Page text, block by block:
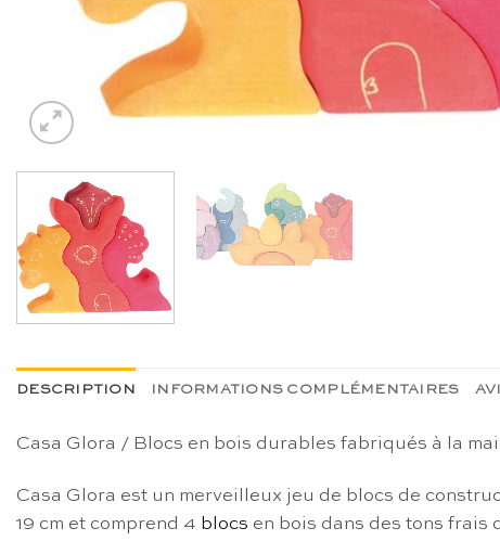
DESCRIPTION INFORMATIONS COMPLÉMENTAIRES
Casa Glora / Blocs en bois durables fabriqués à la
Casa Glora est un merveilleux jeu de blocs de
19 cm et comprend 4 blocs en bois dans des tons frais